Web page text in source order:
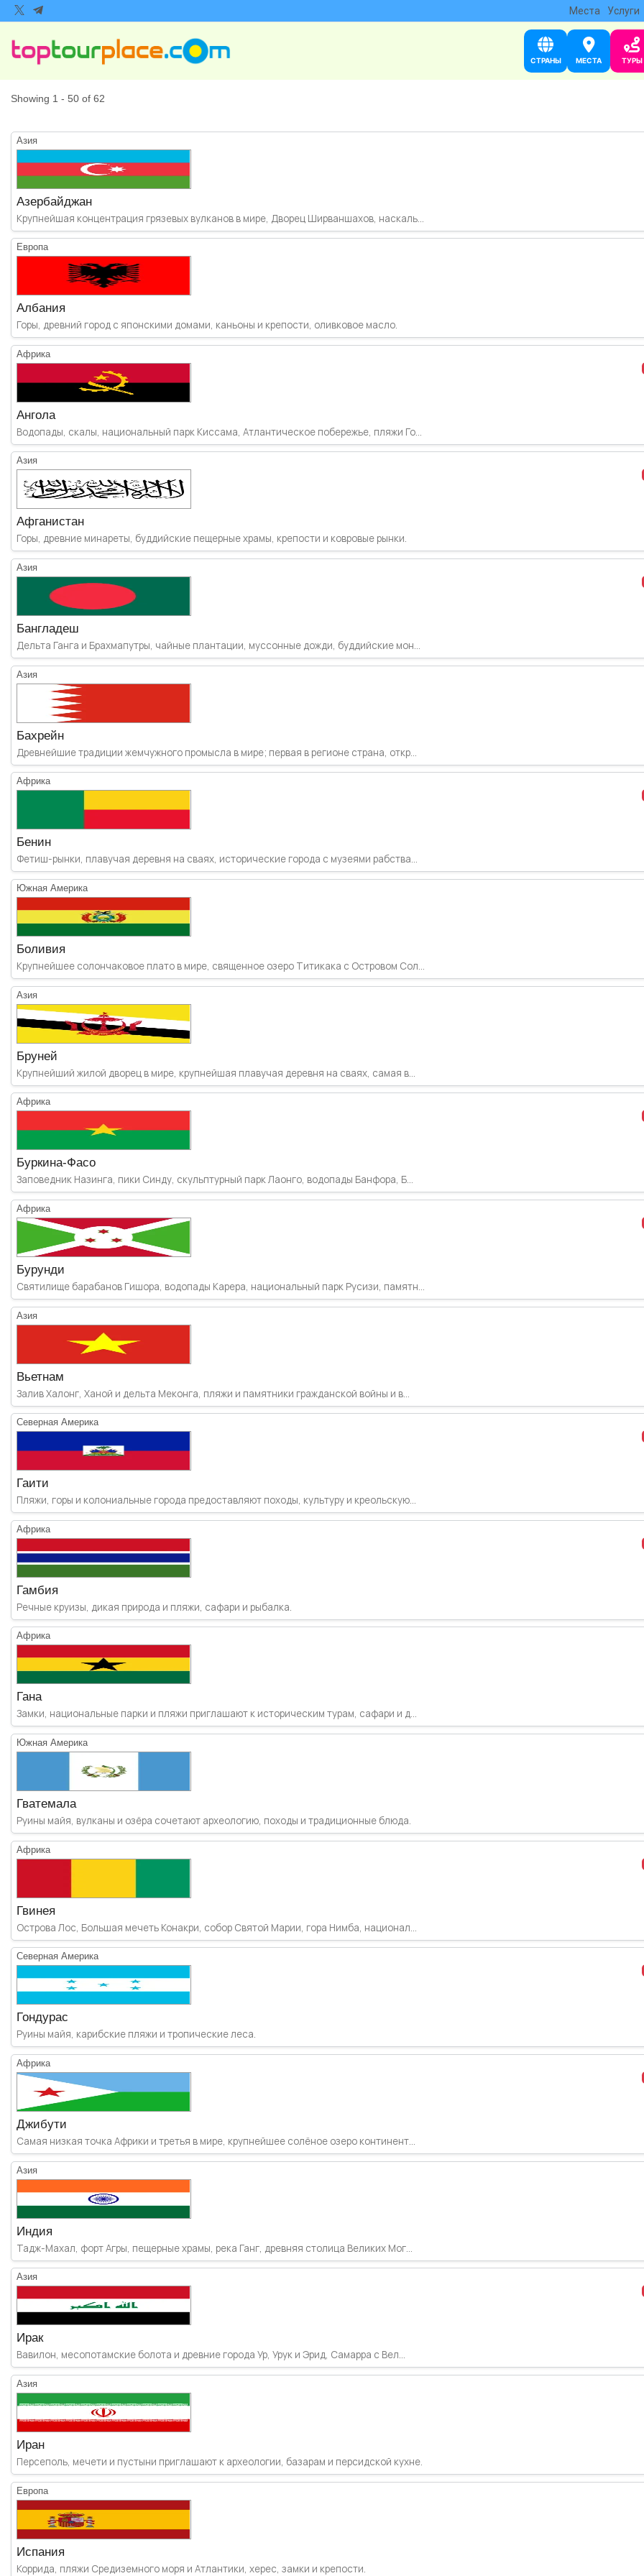
Места Услуги
СТРАНЫ МЕСТА ТУРЫ
Showing 1 - 50 of 62
Азия
Азербайджан
Крупнейшая концентрация грязевых вулканов в мире, Дворец Ширваншахов, наскаль...
Европа
Албания
Горы, древний город с японскими домами, каньоны и крепости, оливковое масло.
Африка
Ангола
Водопады, скалы, национальный парк Киссама, Атлантическое побережье, пляжи Го...
Азия
Афганистан
Горы, древние минареты, буддийские пещерные храмы, крепости и ковровые рынки.
Азия
Бангладеш
Дельта Ганга и Брахмапутры, чайные плантации, муссонные дожди, буддийские мон...
Азия
Бахрейн
Древнейшие традиции жемчужного промысла в мире; первая в регионе страна, откр...
Африка
Бенин
Фетиш-рынки, плавучая деревня на сваях, исторические города с музеями рабства...
Южная Америка
Боливия
Крупнейшее солончаковое плато в мире, священное озеро Титикака с Островом Сол...
Азия
Бруней
Крупнейший жилой дворец в мире, крупнейшая плавучая деревня на сваях, самая в...
Африка
Буркина-Фасо
Заповедник Назинга, пики Синду, скульптурный парк Лаонго, водопады Банфора, Б...
Африка
Бурунди
Святилище барабанов Гишора, водопады Карера, национальный парк Русизи, памятн...
Азия
Вьетнам
Залив Халонг, Ханой и дельта Меконга, пляжи и памятники гражданской войны и в...
Северная Америка
Гаити
Пляжи, горы и колониальные города предоставляют походы, культуру и креольскую...
Африка
Гамбия
Речные круизы, дикая природа и пляжи, сафари и рыбалка.
Африка
Гана
Замки, национальные парки и пляжи приглашают к историческим турам, сафари и д...
Южная Америка
Гватемала
Руины майя, вулканы и озёра сочетают археологию, походы и традиционные блюда.
Африка
Гвинея
Острова Лос, Большая мечеть Конакри, собор Святой Марии, гора Нимба, национал...
Северная Америка
Гондурас
Руины майя, карибские пляжи и тропические леса.
Африка
Джибути
Самая низкая точка Африки и третья в мире, крупнейшее солёное озеро континент...
Азия
Индия
Тадж-Махал, форт Агры, пещерные храмы, река Ганг, древняя столица Великих Мог...
Азия
Ирак
Вавилон, месопотамские болота и древние города Ур, Урук и Эрид, Самарра с Вел...
Азия
Иран
Персеполь, мечети и пустыни приглашают к археологии, базарам и персидской кухне.
Европа
Испания
Коррида, пляжи Средиземного моря и Атлантики, херес, замки и крепости.